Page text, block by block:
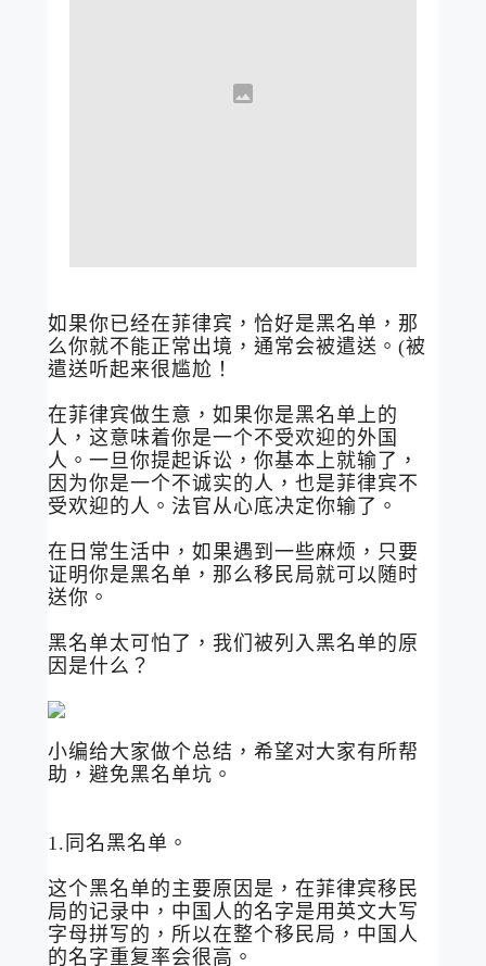
如果你已经在菲律宾，恰好是黑名单，那
么你就不能正常出境，通常会被遣送。(被
遣送听起来很尴尬！
在菲律宾做生意，如果你是黑名单上的
人，这意味着你是一个不受欢迎的外国
人。一旦你提起诉讼，你基本上就输了，
因为你是一个不诚实的人，也是菲律宾不
受欢迎的人。法官从心底决定你输了。
在日常生活中，如果遇到一些麻烦，只要
证明你是黑名单，那么移民局就可以随时
送你。
黑名单太可怕了，我们被列入黑名单的原
因是什么？
小编给大家做个总结，希望对大家有所帮
助，避免黑名单坑。
1.同名黑名单。
这个黑名单的主要原因是，在菲律宾移民
局的记录中，中国人的名字是用英文大写
字母拼写的，所以在整个移民局，中国人
的名字重复率会很高。